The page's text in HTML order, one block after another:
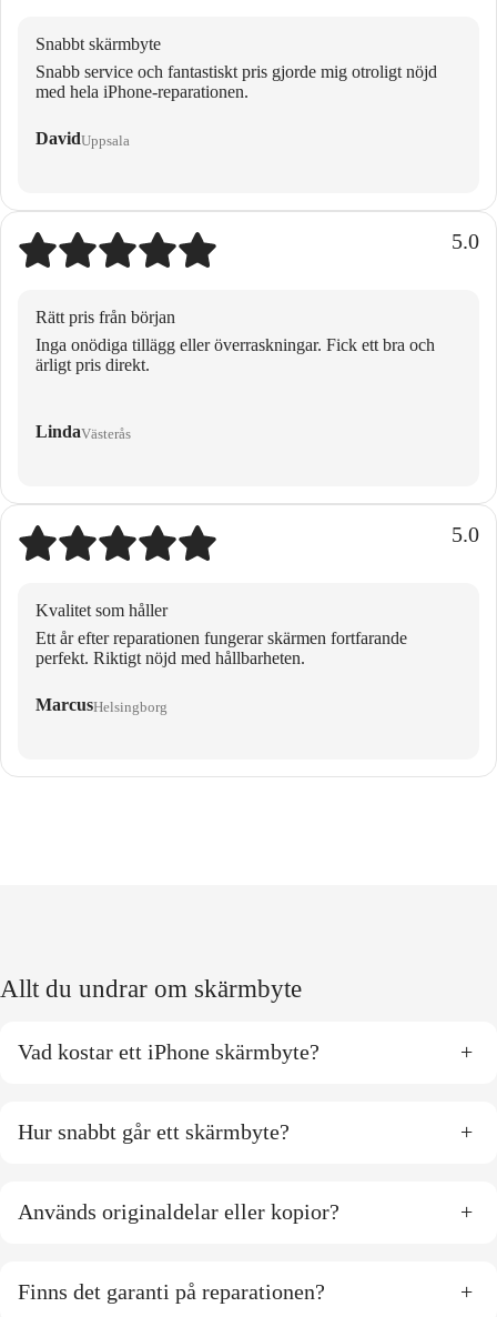
Snabbt skärmbyte
Snabb service och fantastiskt pris gjorde mig otroligt nöjd
med hela iPhone-reparationen.
DavidUppsala
5.0
Rätt pris från början
Inga onödiga tillägg eller överraskningar. Fick ett bra och
ärligt pris direkt.
LindaVästerås
5.0
Kvalitet som håller
Ett år efter reparationen fungerar skärmen fortfarande
perfekt. Riktigt nöjd med hållbarheten.
MarcusHelsingborg
Allt du undrar om skärmbyte
Vad kostar ett iPhone skärmbyte? +
Hur snabbt går ett skärmbyte? +
Används originaldelar eller kopior? +
Finns det garanti på reparationen? +